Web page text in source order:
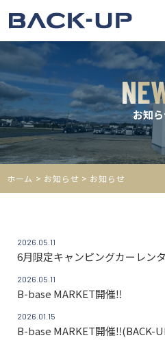
お知
ホーム > お知らせ > お知らせ
2026.05.11
6月限定キャンピングカーレン
2026.05.11
B-base MARKET開催‼
2026.01.15
B-base MARKET開催‼(BACK-